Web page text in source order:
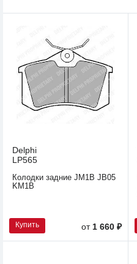
Delphi
LP565
Колодки задние JM1B JB05
KM1B
Купить от 1 660 ₽